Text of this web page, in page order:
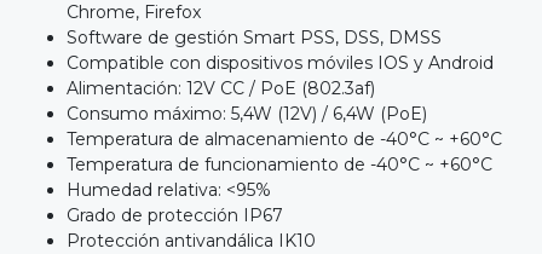
Chrome, Firefox
Software de gestión Smart PSS, DSS, DMSS
Compatible con dispositivos móviles IOS y Android
Alimentación: 12V CC / PoE (802.3af)
Consumo máximo: 5,4W (12V) / 6,4W (PoE)
Temperatura de almacenamiento de -40°C ~ +60°C
Temperatura de funcionamiento de -40°C ~ +60°C
Humedad relativa: <95%
Grado de protección IP67
Protección antivandálica IK10